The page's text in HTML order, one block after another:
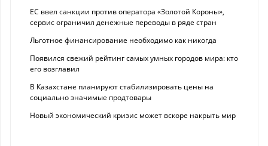
ЕС ввел санкции против оператора «Золотой Короны»,
сервис ограничил денежные переводы в ряде стран
Льготное финансирование необходимо как никогда
Появился свежий рейтинг самых умных городов мира: кто
его возглавил
В Казахстане планируют стабилизировать цены на
социально значимые продтовары
Новый экономический кризис может вскоре накрыть мир